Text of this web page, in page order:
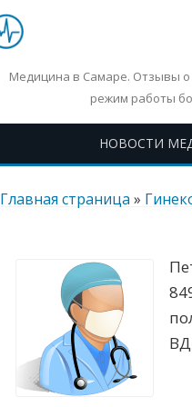
Медицина в Самаре. Отзывы о
режим работы
НОВОСТИ
Главная страница »